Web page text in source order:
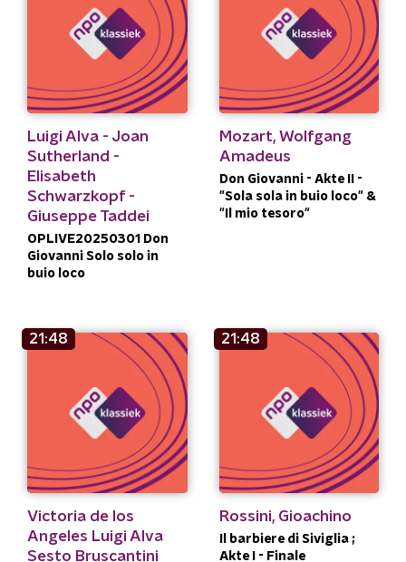
Luigi Alva - Joan
Sutherland -
Elisabeth
Schwarzkopf -
Giuseppe Taddei
OPLIVE20250301 Don
Giovanni Solo solo in
buio loco
Mozart, Wolfgang
Amadeus
Don Giovanni - Akte II -
"Sola sola in buio loco" &
"Il mio tesoro"
21:48
Victoria de los
Angeles Luigi Alva
Sesto Bruscantini
21:48
Rossini, Gioachino
Il barbiere di Siviglia ;
Akte I - Finale